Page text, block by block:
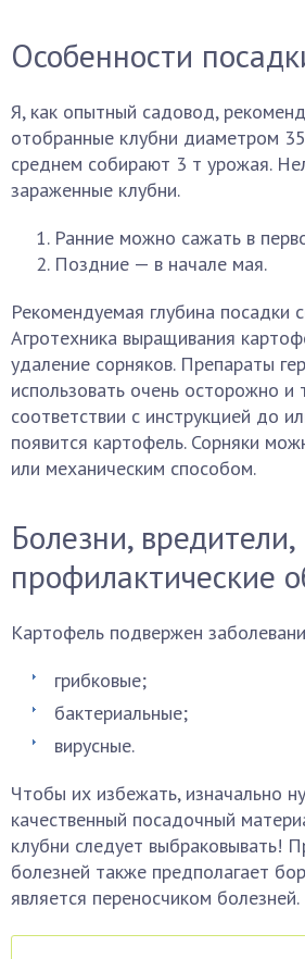
Особенности
Я, как опытный садовод,
отобранные клубни диаметром
среднем собирают 3 т урожая.
зараженные клубни.
Ранние можно сажать в
Поздние — в начале мая.
Рекомендуемая глубина посадки
Агротехника выращивания
удаление сорняков. Препараты
использовать очень осторожно и
соответствии с инструкцией до
появится картофель. Сорняки
или механическим способом.
Болезни, вредители,
профилактические
Картофель подвержен
грибковые;
бактериальные;
вирусные.
Чтобы их избежать, изначально
качественный посадочный
клубни следует выбраковывать!
болезней также предполагает
является переносчиком болезней.